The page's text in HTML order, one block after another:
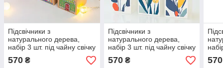
Підсвічники з
натурального дерева,
набір 3 шт. під чайну свічку
"Будиночки" (натуральний
колір)
570 ₴
Підсвічники з
натурального дерева,
набір 3 шт. під чайну свічку
"Квіткові барви" (білий
колір)
570₴ 570